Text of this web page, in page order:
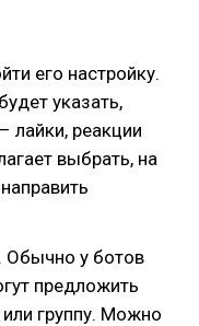
его настройку.
указать,
лайки, реакции
выбрать, на
у ботов
предложить
группу. Можно